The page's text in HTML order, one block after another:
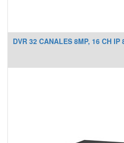
DVR 32 CANALES 8MP, 16 CH IP